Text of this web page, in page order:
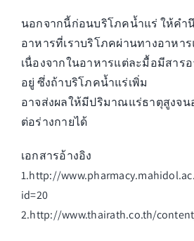
นอกจากนี้ก่อนบริโภคน้ำแร่ ให้คำ
อาหารที่เราบริโภคผ่านทางอาหา
เนื่องจากในอาหารแต่ละมื้อมีสาร
อยู่ ซึ่งถ้าบริโภคน้ำแร่เพิ่ม
อาจส่งผลให้มีปริมาณแร่ธาตุสูงจน
ต่อร่างกายได้
เอกสารอ้างอิง
1.http://
id=20
2.http://www.thairath.co.th/